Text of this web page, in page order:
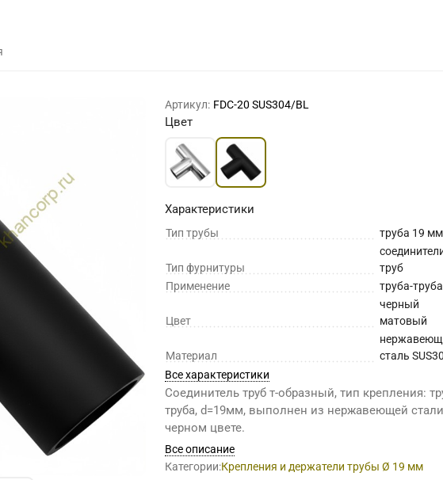
Артикул: FDC-20 SUS304/BL
Цвет
Характеристики
Тип трубы труба 19 мм
Тип фурнитуры
труб
Применение
труба-труба
Цвет
черный
матовый
Материал
сталь
Все характеристики
Соединитель труб т-образный, тип крепления:
труба, d=19мм, выполнен из нержавеющей
черном цвете.
Все описание
Категории:Крепления и держатели трубы Ø 19 мм